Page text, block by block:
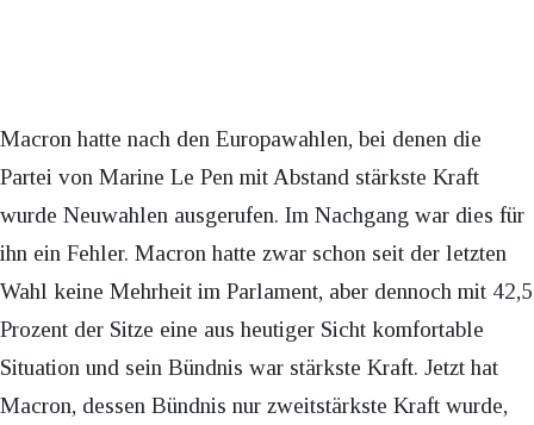
Macron hatte nach den Europawahlen, bei denen die
Partei von Marine Le Pen mit Abstand stärkste Kraft
wurde Neuwahlen ausgerufen. Im Nachgang war dies für
ihn ein Fehler. Macron hatte zwar schon seit der letzten
Wahl keine Mehrheit im Parlament, aber dennoch mit 42,5
Prozent der Sitze eine aus heutiger Sicht komfortable
Situation und sein Bündnis war stärkste Kraft. Jetzt hat
Macron, dessen Bündnis nur zweitstärkste Kraft wurde,